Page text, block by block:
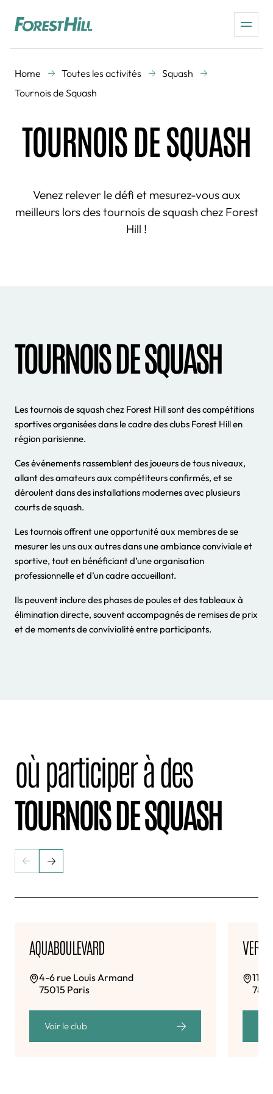
Home Toutes les activités
Squash
Tournois de Squash
TOURNOIS DE SQUASH
Venez relever le défi et mesurez-vous aux
meilleurs lors des tournois de squash chez Forest
Hill !
TOURNOIS DE SQUASH
Les tournois de squash chez Forest Hill sont des compétitions
sportives organisées dans le cadre des clubs Forest Hill en
région parisienne.
Ces événements rassemblent des joueurs de tous niveaux,
allant des amateurs aux compétiteurs confirmés, et se
déroulent dans des installations modernes avec plusieurs
courts de squash.
Les tournois offrent une opportunité aux membres de se
mesurer les uns aux autres dans une ambiance conviviale et
sportive, tout en bénéficiant d’une organisation
professionnelle et d’un cadre accueillant.
Ils peuvent inclure des phases de poules et des tableaux à
élimination directe, souvent accompagnés de remises de prix
et de moments de convivialité entre participants.
où participer à des
TOURNOIS DE SQUASH
AQUABOULEVARD
4-6 rue Louis Armand
75015 Paris
Voir le club
11